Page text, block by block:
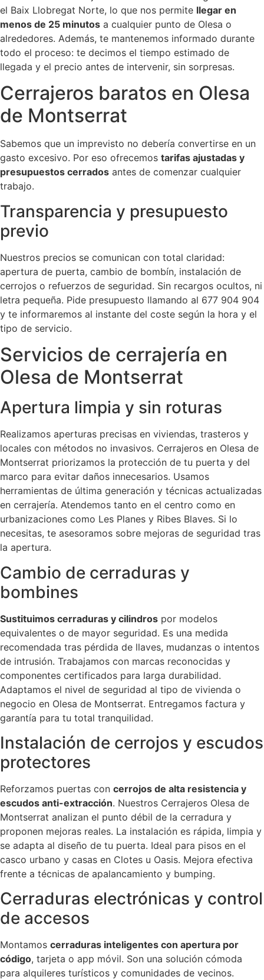
el Baix Llobregat Norte, lo que nos permite llegar en
menos de 25 minutos a cualquier punto de Olesa o
alrededores. Además, te mantenemos informado durante
todo el proceso: te decimos el tiempo estimado de
llegada y el precio antes de intervenir, sin sorpresas.
Cerrajeros baratos en Olesa
de Montserrat
Sabemos que un imprevisto no debería convertirse en un
gasto excesivo. Por eso ofrecemos tarifas ajustadas y
presupuestos cerrados antes de comenzar cualquier
trabajo.
Transparencia y presupuesto
previo
Nuestros precios se comunican con total claridad:
apertura de puerta, cambio de bombín, instalación de
cerrojos o refuerzos de seguridad. Sin recargos ocultos, ni
letra pequeña. Pide presupuesto llamando al 677 904 904
y te informaremos al instante del coste según la hora y el
tipo de servicio.
Servicios de cerrajería en
Olesa de Montserrat
Apertura limpia y sin roturas
Realizamos aperturas precisas en viviendas, trasteros y
locales con métodos no invasivos. Cerrajeros en Olesa de
Montserrat priorizamos la protección de tu puerta y del
marco para evitar daños innecesarios. Usamos
herramientas de última generación y técnicas actualizadas
en cerrajería. Atendemos tanto en el centro como en
urbanizaciones como Les Planes y Ribes Blaves. Si lo
necesitas, te asesoramos sobre mejoras de seguridad tras
la apertura.
Cambio de cerraduras y
bombines
Sustituimos cerraduras y cilindros por modelos
equivalentes o de mayor seguridad. Es una medida
recomendada tras pérdida de llaves, mudanzas o intentos
de intrusión. Trabajamos con marcas reconocidas y
componentes certificados para larga durabilidad.
Adaptamos el nivel de seguridad al tipo de vivienda o
negocio en Olesa de Montserrat. Entregamos factura y
garantía para tu total tranquilidad.
Instalación de cerrojos y escudos
protectores
Reforzamos puertas con cerrojos de alta resistencia y
escudos anti-extracción. Nuestros Cerrajeros Olesa de
Montserrat analizan el punto débil de la cerradura y
proponen mejoras reales. La instalación es rápida, limpia y
se adapta al diseño de tu puerta. Ideal para pisos en el
casco urbano y casas en Clotes u Oasis. Mejora efectiva
frente a técnicas de apalancamiento y bumping.
Cerraduras electrónicas y control
de accesos
Montamos cerraduras inteligentes con apertura por
código, tarjeta o app móvil. Son una solución cómoda
para alquileres turísticos y comunidades de vecinos.